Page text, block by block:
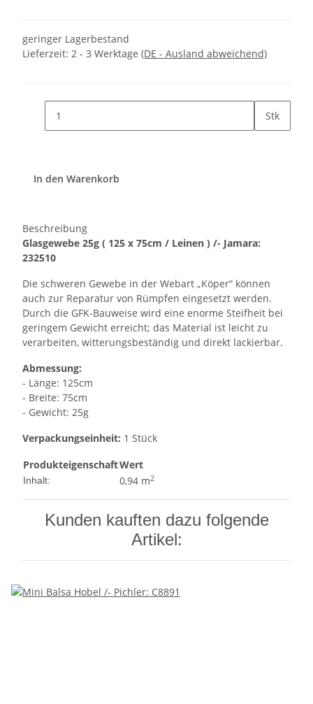
geringer Lagerbestand
Lieferzeit: 2 - 3 Werktage (DE - Ausland abweichend)
Stk
In den Warenkorb
Beschreibung
Glasgewebe 25g ( 125 x 75cm / Leinen ) /- Jamara:
232510
Die schweren Gewebe in der Webart „Köper“ können
auch zur Reparatur von Rümpfen eingesetzt werden.
Durch die GFK-Bauweise wird eine enorme Steifheit bei
geringem Gewicht erreicht; das Material ist leicht zu
verarbeiten, witterungsbeständig und direkt lackierbar.
Abmessung:
- Länge: 125cm
- Breite: 75cm
- Gewicht: 25g
Verpackungseinheit: 1 Stück
ProdukteigenschaftWert
Inhalt: 0,94 m2
Kunden kauften dazu folgende
Artikel: